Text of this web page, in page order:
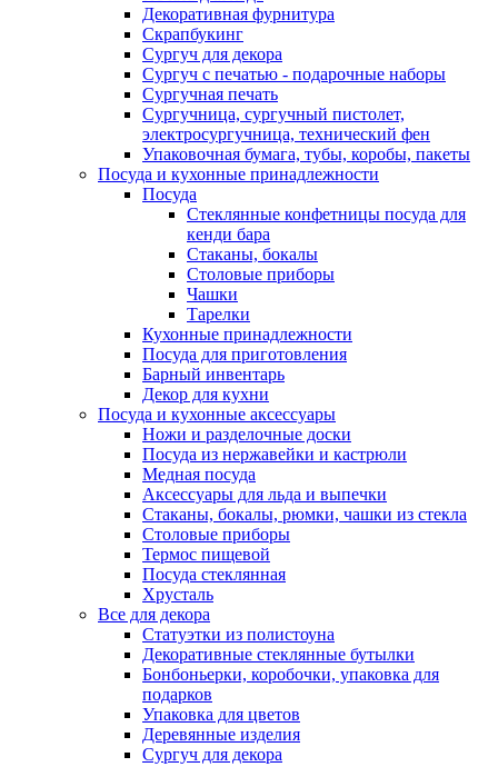
Декоративная фурнитура
Скрапбукинг
Сургуч для декора
Сургуч с печатью - подарочные наборы
Сургучная печать
Сургучница, сургучный пистолет,
электросургучница, технический фен
Упаковочная бумага, тубы, коробы, пакеты
Посуда и кухонные принадлежности
Посуда
Стеклянные конфетницы посуда для
кенди бара
Стаканы, бокалы
Столовые приборы
Чашки
Тарелки
Кухонные принадлежности
Посуда для приготовления
Барный инвентарь
Декор для кухни
Посуда и кухонные аксессуары
Ножи и разделочные доски
Посуда из нержавейки и кастрюли
Медная посуда
Аксессуары для льда и выпечки
Стаканы, бокалы, рюмки, чашки из стекла
Столовые приборы
Термос пищевой
Посуда стеклянная
Хрусталь
Все для декора
Статуэтки из полистоуна
Декоративные стеклянные бутылки
Бонбоньерки, коробочки, упаковка для
подарков
Упаковка для цветов
Деревянные изделия
Сургуч для декора